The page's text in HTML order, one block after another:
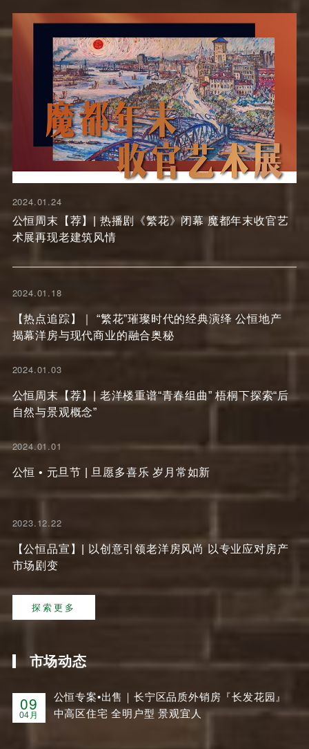
2024.01.24
公恒周末【荐】| 热播剧《繁花》闭幕 魔都年末收官艺
术展再现老建筑风情
2024.01.18
【热点追踪】｜ “繁花”璀璨时代的经典演绎 公恒地产
揭幕洋房与现代商业的融合奥秘
2024.01.03
公恒周末【荐】| 老洋楼重谱“青春组曲” 梧桐下探索“后
自然与景观概念”
2024.01.01
公恒 • 元旦节 | 旦愿多喜乐 岁月常如新
2023.12.22
【公恒品宣】| 以创意引领老洋房风尚 以专业应对房产
市场剧变
探索更多
市场动态
09
04月
公恒专案•出售｜长宁区品质外销房『长发花园』
中高区住宅 全明户型 景观宜人